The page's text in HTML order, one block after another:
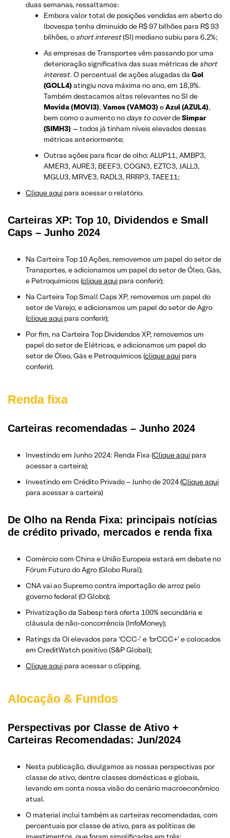
duas semanas, ressaltamos:
Embora valor total de posições vendidas em aberto do
Ibovespa tenha diminuído de R$ 97 bilhões para R$ 93
bilhões, o short interest(SI) mediano subiu para 6,2%;
As empresas de Transportes vêm passando por uma
deterioração significativa das suas métricas de short
interest. O percentual de ações alugadas da Gol
(GOLL4)atingiu nova máxima no ano, em 18,9%.
Também destacamos altas relevantes ​​no SI de
Movida (MOVI3), Vamos (VAMO3)eAzul (AZUL4),
bem como o aumento no days to coverdeSimpar
(SIMH3) — todos já tinham níveis elevados dessas
métricas anteriormente;
Outras ações para ficar de olho: ALUP11, AMBP3,
AMER3, AURE3, BEEF3, COGN3, EZTC3, JALL3,
MGLU3, MRVE3, RADL3, RRRP3, TAEE11;
Clique aqui para acessar o relatório.
Carteiras XP: Top 10, Dividendos e Small
Caps – Junho 2024
Na Carteira Top 10 Ações, removemos um papel do setor de
Transportes, e adicionamos um papel do setor de Óleo, Gás,
e Petroquímicos (clique aqui para conferir);
Na Carteira Top Small Caps XP, removemos um papel do
setor de Varejo, e adicionamos um papel do setor de Agro
(clique aqui para conferir);
Por fim, na Carteira Top Dividendos XP, removemos um
papel do setor de Elétricas, e adicionamos um papel do
setor de Óleo, Gás e Petroquímicos (clique aqui para
conferir).
Renda fixa
Carteiras recomendadas – Junho 2024
Investindo em Junho 2024: Renda Fixa (Clique aqui para
acessar a carteira);
Investindo em Crédito Privado – Junho de 2024 (Clique aqui
para acessar a carteira)
De Olho na Renda Fixa: principais notícias
de crédito privado, mercados e renda fixa
Comércio com China e União Europeia estará em debate no
Fórum Futuro do Agro (Globo Rural);
CNA vai ao Supremo contra importação de arroz pelo
governo federal (O Globo);
Privatização da Sabesp terá oferta 100% secundária e
cláusula de não-concorrência (InfoMoney);
Ratings da Oi elevados para ‘CCC-’ e ‘brCCC+’ e colocados
em CreditWatch positivo (S&P Global);
Clique aqui para acessar o clipping.
Alocação & Fundos
Perspectivas por Classe de Ativo +
Carteiras Recomendadas: Jun/2024
Nesta publicação, divulgamos as nossas perspectivas por
classe de ativo, dentre classes domésticas e globais,
levando em conta nossa visão do cenário macroeconômico
atual.
O material inclui também as carteiras recomendadas, com
percentuais por classe de ativo, para as políticas de